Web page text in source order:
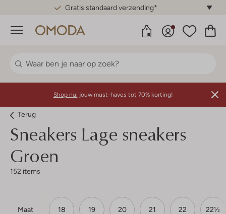
Gratis standaard verzending*
Menu
Shop nu: jouw must-haves tot 70% korting!
Terug
Sneakers Lage sneakers
Groen
152 items
Maat 18 19 20 21 22 22½